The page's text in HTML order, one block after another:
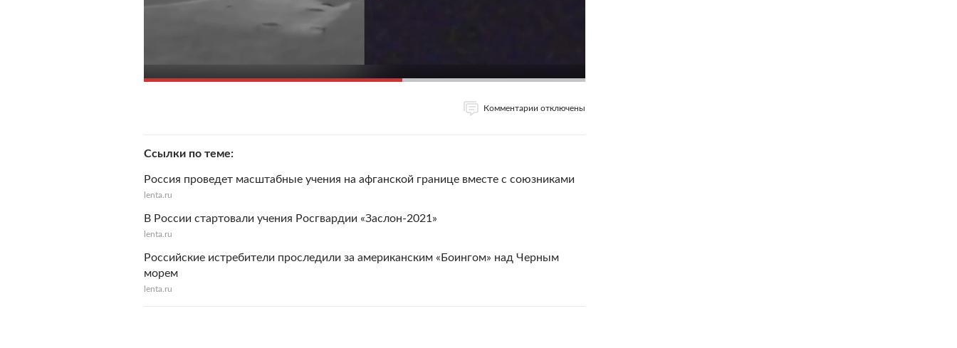
Комментарии отключены
Ссылки по теме
Россия проведет масштабные учения на афганской границе вместе с союзниками
lenta.ru
В России стартовали учения Росгвардии «Заслон-2021»
lenta.ru
Российские истребители проследили за американским «Боингом» над Черным
морем
lenta.ru